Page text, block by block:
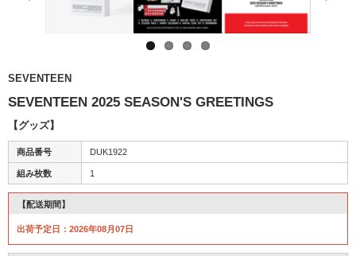
SEVENTEEN
SEVENTEEN 2025 SEASON'S GREETINGS
【グッズ】
商品番号 DUK1922
組み枚数 1
【配送期間】
出荷予定日：2026年08月07日